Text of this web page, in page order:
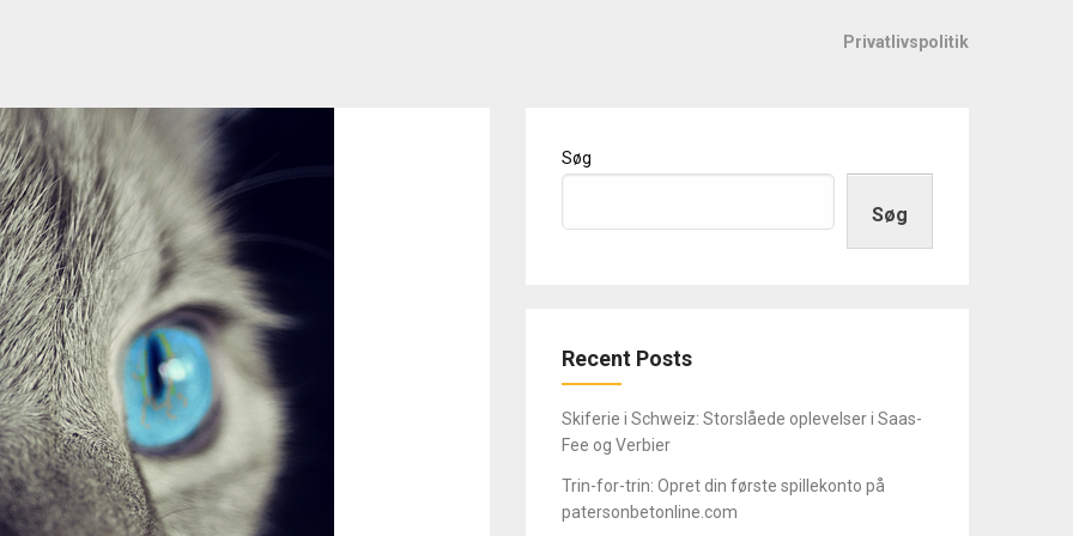
Privatlivspolitik
Søg
Søg
Recent Posts
Skiferie i Schweiz: Storslåede oplevelser i Saas-
Fee og Verbier
Trin-for-trin: Opret din første spillekonto på
patersonbetonline.com